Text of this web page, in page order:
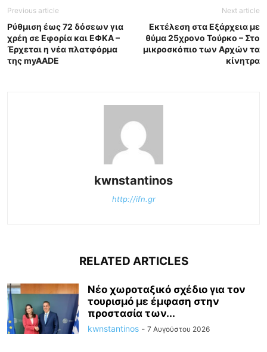
Previous article
Ρύθμιση έως 72 δόσεων για
χρέη σε Εφορία και ΕΦΚΑ –
Έρχεται η νέα πλατφόρμα
της myAADE
Next article
Εκτέλεση στα Εξάρχεια με
θύμα 25χρονο Τούρκο – Στο
μικροσκόπιο των Αρχών τα
κίνητρα
kwnstantinos
http://ifn.gr
RELATED ARTICLES
Νέο χωροταξικό σχέδιο για τον
τουρισμό με έμφαση στην
προστασία των...
kwnstantinos - 7 Αυγούστου 2026